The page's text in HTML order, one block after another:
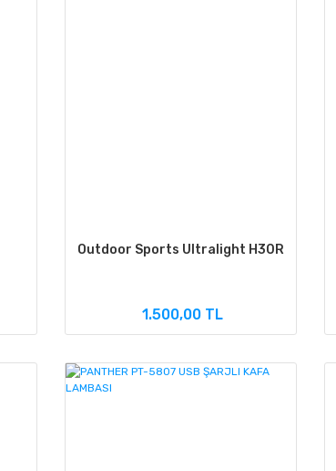
Outdoor Sports Ultralight H30R
1.500,00 TL